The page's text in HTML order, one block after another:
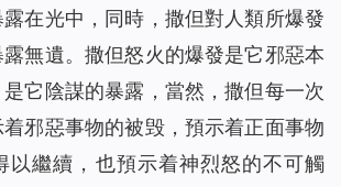
在光中，同時，撒但對人類所爆發
無遺。撒但怒火的爆發是它邪惡本
它陰謀的暴露，當然，撒但每一次
邪惡事物的被毁，預示着正面事物
以繼續，也預示着神烈怒的不可觸